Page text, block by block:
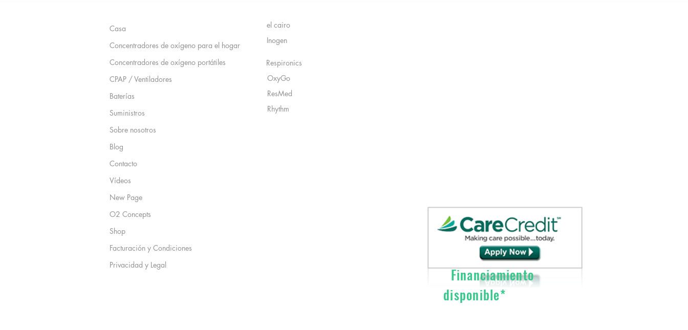
Casa
Concentradores de oxígeno para el hogar
Concentradores de oxígeno portátiles
CPAP / Ventiladores
Baterías
Suministros
Sobre nosotros
Blog
Contacto
Vídeos
New Page
O2 Concepts
Shop
Facturación y Condiciones
Privacidad y Legal
el cairo
Inogen
Respironics
OxyGo
ResMed
Rhythm
Financiamiento
disponible*